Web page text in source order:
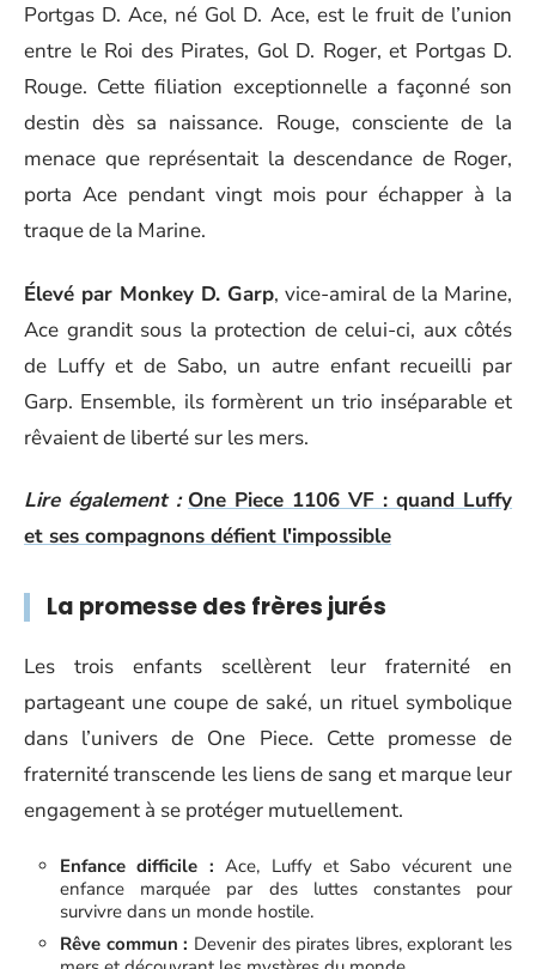
Portgas D. Ace, né Gol D. Ace, est le fruit de l’union
entre le Roi des Pirates, Gol D. Roger, et Portgas D.
Rouge. Cette filiation exceptionnelle a façonné son
destin dès sa naissance. Rouge, consciente de la
menace que représentait la descendance de Roger,
porta Ace pendant vingt mois pour échapper à la
traque de la Marine.
Élevé par Monkey D. Garp, vice-amiral de la Marine,
Ace grandit sous la protection de celui-ci, aux côtés
de Luffy et de Sabo, un autre enfant recueilli par
Garp. Ensemble, ils formèrent un trio inséparable et
rêvaient de liberté sur les mers.
Lire également : One Piece 1106 VF : quand Luffy
et ses compagnons défient l'impossible
La promesse des frères jurés
Les trois enfants scellèrent leur fraternité en
partageant une coupe de saké, un rituel symbolique
dans l’univers de One Piece. Cette promesse de
fraternité transcende les liens de sang et marque leur
engagement à se protéger mutuellement.
Enfance difficile : Ace, Luffy et Sabo vécurent une
enfance marquée par des luttes constantes pour
survivre dans un monde hostile.
Rêve commun : Devenir des pirates libres, explorant les